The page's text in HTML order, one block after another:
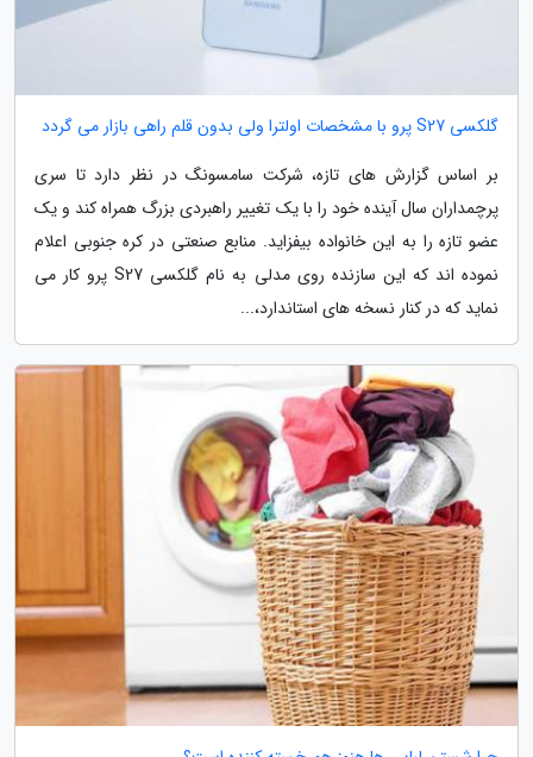
گلکسی S27 پرو با مشخصات اولترا ولی بدون قلم راهی بازار می گردد
بر اساس گزارش های تازه، شرکت سامسونگ در نظر دارد تا سری
پرچمداران سال آینده خود را با یک تغییر راهبردی بزرگ همراه کند و یک
عضو تازه را به این خانواده بیفزاید. منابع صنعتی در کره جنوبی اعلام
نموده اند که این سازنده روی مدلی به نام گلکسی S27 پرو کار می
نماید که در کنار نسخه های استاندارد،...